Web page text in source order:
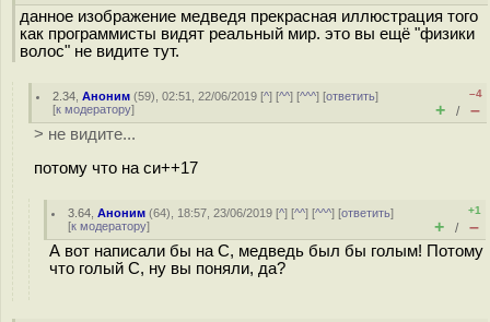
данное изображение медведя прекрасная иллюстрация того
как программисты видят реальный мир. это вы ещё "физики
волос" не видите тут.
2.34 ,Аноним (59), 02:51, 22/06/2019 [^] [^^] [^^^] [ответить]
[к модератору]
–4
+ / –
> не видите...
потому что на си++17
3.64 ,Аноним (64), 18:57, 23/06/2019 [^] [^^] [^^^] [ответить]
[к модератору]
+1
+ / –
А вот написали бы на С, медведь был бы голым! Потому
что голый С, ну вы поняли, да?